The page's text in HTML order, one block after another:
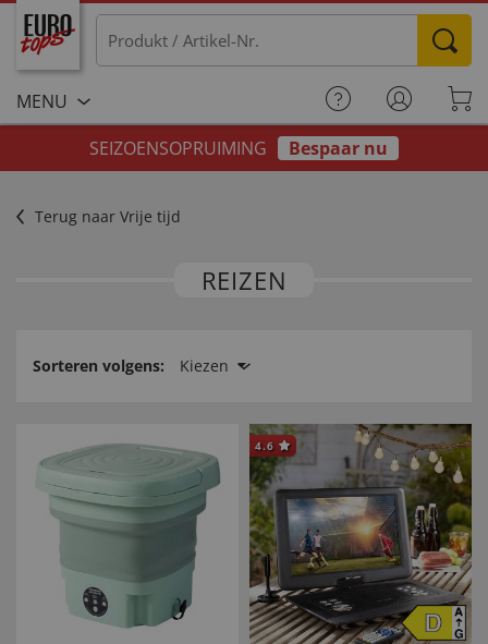
MENU
SEIZOENSOPRUIMING
Bespaar nu
Terug naar Vrije tijd
REIZEN
Sorteren volgens: Kiezen
4.6